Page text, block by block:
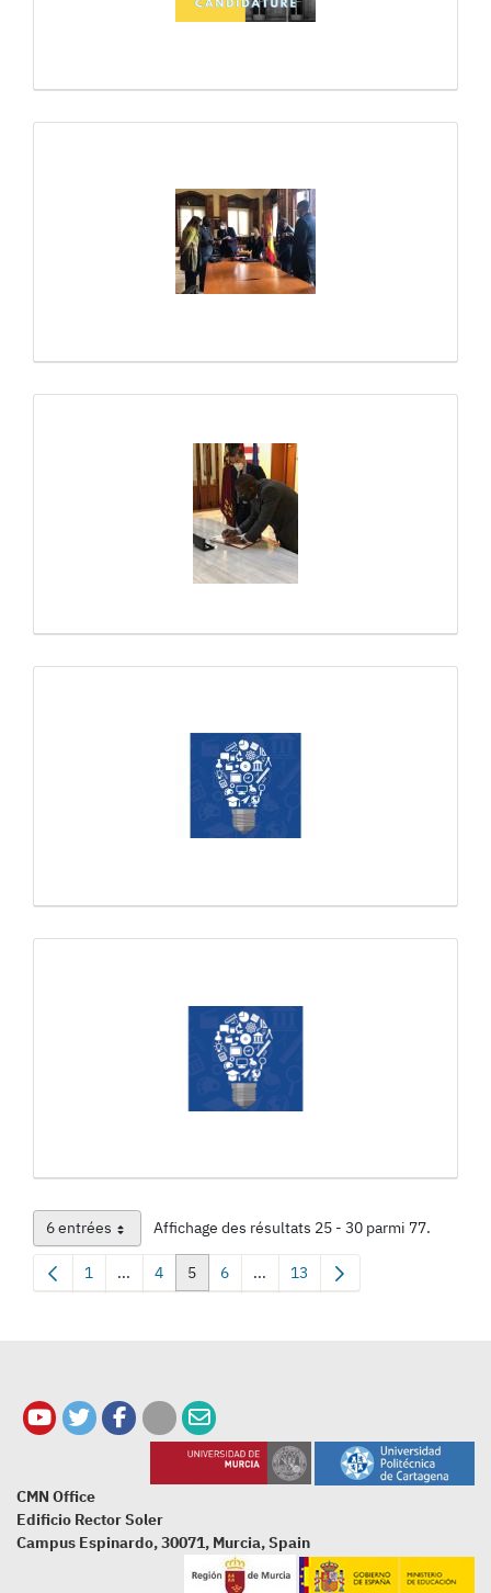
6 entréesPar page Affichage des résultats 25 - 30 parmi 77.
Page
1 ...Pages intermédiaires Utilisez TAB pour naviguer.
Page
4 Page
5 Page
6 ...Pages intermédiaires Utilisez
Page
13
CMN Office
Edificio Rector Soler
Campus Espinardo, 30071, Murcia, Spain